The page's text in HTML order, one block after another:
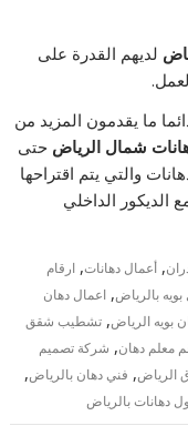
لديهم القدرة على
ما يقدمون المزيد من
شمال الرياض حتى
والتي يتم اقتراحها
الديكور الداخلي
,أعمال دهانات,ارقام
بالرياض,اعمال دهان
بويه الرياض,تشطيب شقق
معلم دهان, شركة تصميم
الرياض, فني دهان بالرياض,
دهانات بالرياض